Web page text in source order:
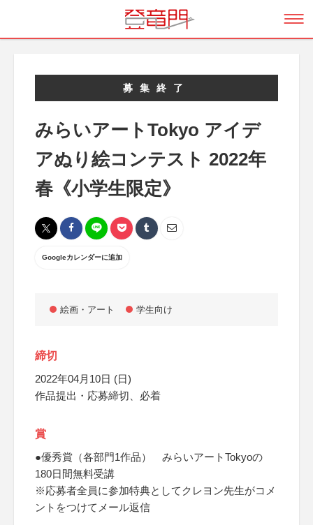
募集終了
みらいアートTokyo アイデ
アぬり絵コンテスト 2022年
春《小学生限定》
Googleカレンダーに追加
絵画・アート 学生向け
締切
2022年04月10日 (日)
作品提出・応募締切、必着
賞
●優秀賞（各部門1作品） みらいアートTokyoの
180日間無料受講
※応募者全員に参加特典としてクレヨン先生がコメ
ントをつけてメール返信